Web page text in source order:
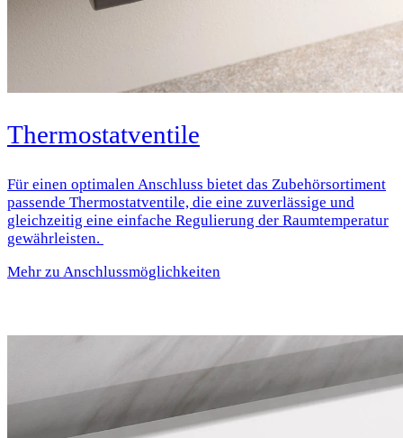
Thermostatventile
Für einen optimalen Anschluss bietet das Zubehörsortiment
passende Thermostatventile, die eine zuverlässige und
gleichzeitig eine einfache Regulierung der Raumtemperatur
gewährleisten.
Mehr zu Anschlussmöglichkeiten